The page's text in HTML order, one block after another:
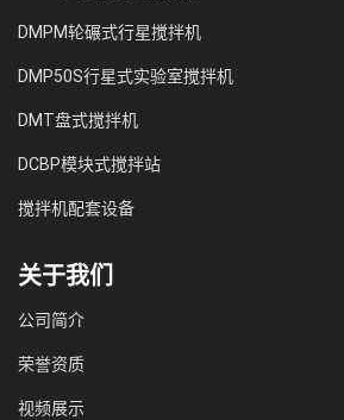
DMPM轮碾式行星搅拌机
DMP50S行星式实验室搅拌机
DMT盘式搅拌机
DCBP模块式搅拌站
搅拌机配套设备
关于我们
公司简介
荣誉资质
视频展示